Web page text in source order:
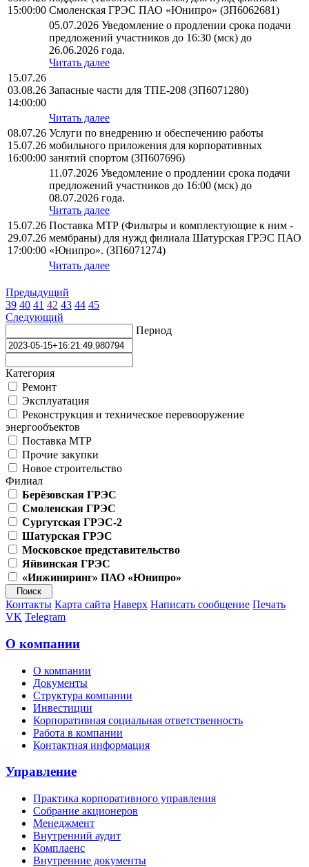
15:00:00 Смоленская ГРЭС ПАО «Юнипро» (ЗП6062681)
05.07.2026 Уведомление о продлении срока подачи
предложений участников до 16:30 (мск) до
26.06.2026 года.
Читать далее
15.07.26
03.08.26
14:00:00
Запасные части для ТПЕ-208 (ЗП6071280)
Читать далее
08.07.26
15.07.26
16:00:00
Услуги по внедрению и обеспечению работы
мобильного приложения для корпоративных
занятий спортом (ЗП607696)
11.07.2026 Уведомление о продлении срока подачи
предложений участников до 16:00 (мск) до
08.07.2026 года.
Читать далее
15.07.26
29.07.26
17:00:00
Поставка МТР (Фильтры и комплектующие к ним -
мембраны) для нужд филиала Шатурская ГРЭС ПАО
«Юнипро». (ЗП6071274)
Читать далее
Предыдущий
39 40 41 42 43 44 45
Следующий
Период
Категория
Ремонт
Эксплуатация
Реконструкция и техническое перевооружение
энергообъектов
Поставка МТР
Прочие закупки
Новое строительство
Филиал
Берёзовская ГРЭС
Смоленская ГРЭС
Сургутская ГРЭС-2
Шатурская ГРЭС
Московское представительство
Яйвинская ГРЭС
«Инжиниринг» ПАО «Юнипро»
Контакты Карта сайта Наверх Написать сообщение Печать
VK Telegram
О компании
О компании
Документы
Структура компании
Инвестиции
Корпоративная социальная ответственность
Работа в компании
Контактная информация
Управление
Практика корпоративного управления
Собрание акционеров
Менеджмент
Внутренний аудит
Комплаенс
Внутренние документы